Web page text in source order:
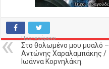
Προηγούμενο
Στο θολωμένο μου μυαλό –
Αντώνης Χαραλαμπάκης /
Ιωάννα Κορνηλάκη.